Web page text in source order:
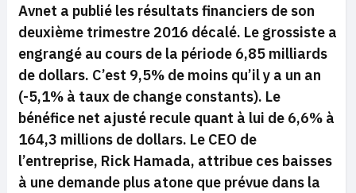
Avnet a publié les résultats financiers de son
deuxième trimestre 2016 décalé. Le grossiste a
engrangé au cours de la période 6,85 milliards
de dollars. C’est 9,5% de moins qu’il y a un an
(-5,1% à taux de change constants). Le
bénéfice net ajusté recule quant à lui de 6,6% à
164,3 millions de dollars. Le CEO de
l’entreprise, Rick Hamada, attribue ces baisses
à une demande plus atone que prévue dans la